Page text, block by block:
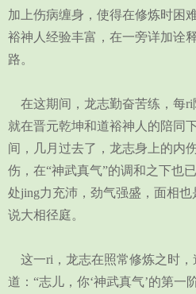
加上伤病缠身，使得在修炼时困
裕神人经验丰富，在一旁详加诠
路。
在这期间，龙志勤奋苦练，每ri
就在晋元乾坤和道裕神人的陪同
间，几月过去了，龙志身上的内
伤，在“神武真气”的调和之下也
处jing力充沛，劲气强盛，面相
说大相径庭。
这一ri，龙志在照常修炼之时，
道：“志儿，你‘神武真气’的第一